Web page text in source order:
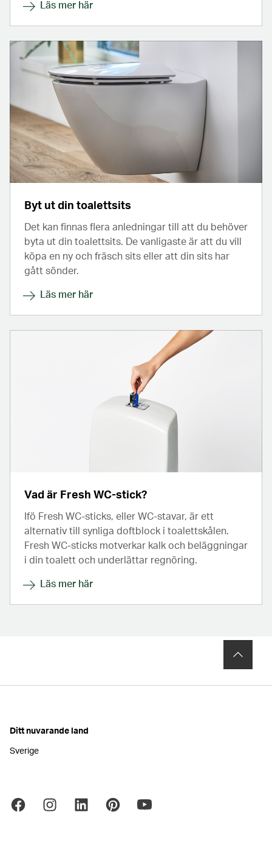
Läs mer här
Byt ut din toalettsits
Det kan finnas flera anledningar till att du behöver
byta ut din toalettsits. De vanligaste är att du vill
köpa en ny och fräsch sits eller att din sits har
gått sönder.
Läs mer här
Vad är Fresh WC-stick?
Ifö Fresh WC-sticks, eller WC-stavar, är ett
alternativ till synliga doftblock i toalettskålen.
Fresh WC-sticks motverkar kalk och beläggningar
i din toalett och underlättar regnöring.
Läs mer här
Ditt nuvarande land
Sverige